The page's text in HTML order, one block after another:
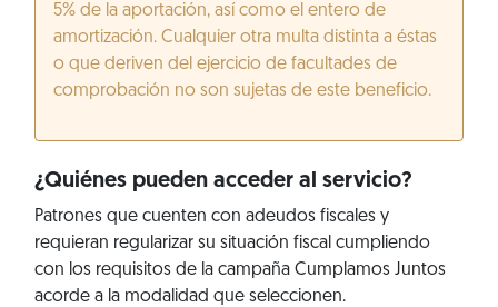
5% de la aportación, así como el entero de
amortización. Cualquier otra multa distinta a éstas
o que deriven del ejercicio de facultades de
comprobación no son sujetas de este beneficio.
¿Quiénes pueden acceder al servicio?
Patrones que cuenten con adeudos fiscales y
requieran regularizar su situación fiscal cumpliendo
con los requisitos de la campaña Cumplamos Juntos
acorde a la modalidad que seleccionen.